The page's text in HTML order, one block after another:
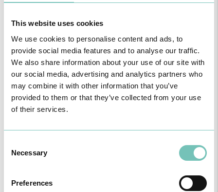
This website uses cookies
We use cookies to personalise content and ads, to
provide social media features and to analyse our traffic.
We also share information about your use of our site with
our social media, advertising and analytics partners who
may combine it with other information that you’ve
provided to them or that they’ve collected from your use
of their services.
Selection
Necessary
Preferences
alcoólica). Para prevenir o fígado gordo, é essencial manter um
estilo de vida saudável, controlar o peso, praticar atividade física,
moderar o consumo de álcool e adotar uma alimentação
equilibrada.
ESPECIALIDADE DISPONÍVEL NAS UNIDADES
as
Consulte aqui
todas as informações sobre a Especialidade nas
Unidades de saúde CUF da zona da Grande Lisboa, Norte,